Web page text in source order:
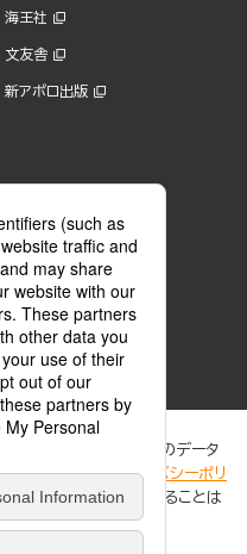
海王社
文友舎
新アポロ出版
が、著作権者からコンテンツ使用許諾を
標(登録番号 第6091713号)です。
スの一覧はこちら。
上のためにCookie等のデータ
ての詳細は、「プライバシーポリ
問者の個人情報を追跡することは